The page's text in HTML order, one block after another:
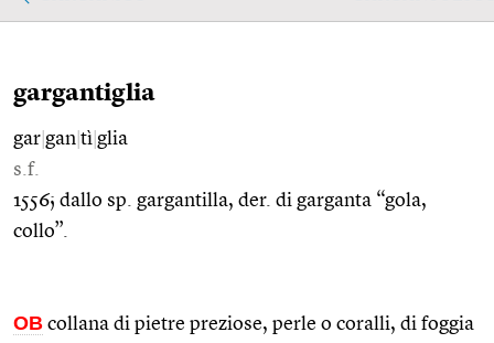
gargantiglia
gar gan tì glia
s.f.
1556; dallo sp. gargantilla, der. di garganta “gola,
collo”.
OB collana di pietre preziose, perle o coralli, di foggia